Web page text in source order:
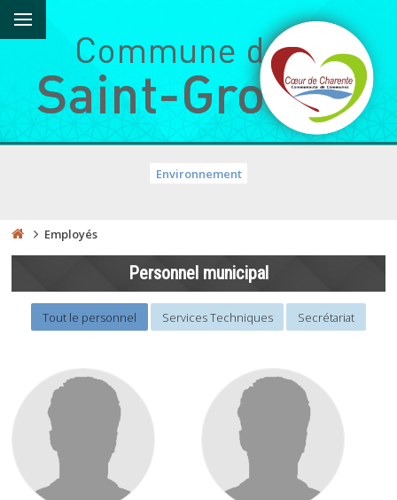
Environnement
Employés
Personnel municipal
Tout le personnel Services Techniques Secrétariat